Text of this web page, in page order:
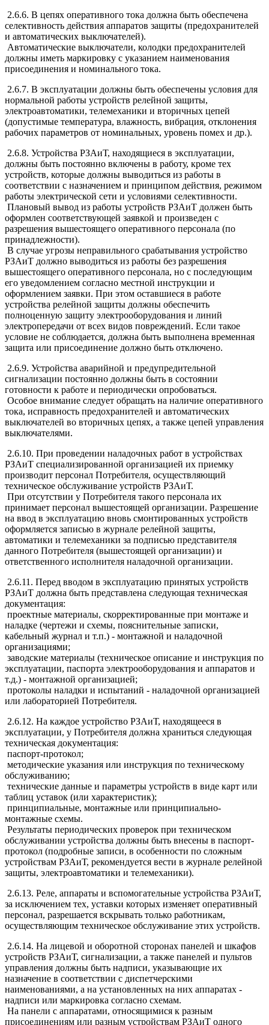
2.6.6. В цепях оперативного тока должна быть обеспечена
селективность действия аппаратов защиты (предохранителей
и автоматических выключателей).
Автоматические выключатели, колодки предохранителей
должны иметь маркировку с указанием наименования
присоединения и номинального тока.
2.6.7. В эксплуатации должны быть обеспечены условия для
нормальной работы устройств релейной защиты,
электроавтоматики, телемеханики и вторичных цепей
(допустимые температура, влажность, вибрация, отклонения
рабочих параметров от номинальных, уровень помех и др.).
2.6.8. Устройства РЗАиТ, находящиеся в эксплуатации,
должны быть постоянно включены в работу, кроме тех
устройств, которые должны выводиться из работы в
соответствии с назначением и принципом действия, режимом
работы электрической сети и условиями селективности.
Плановый вывод из работы устройств РЗАиТ должен быть
оформлен соответствующей заявкой и произведен с
разрешения вышестоящего оперативного персонала (по
принадлежности).
В случае угрозы неправильного срабатывания устройство
РЗАиТ должно выводиться из работы без разрешения
вышестоящего оперативного персонала, но с последующим
его уведомлением согласно местной инструкции и
оформлением заявки. При этом оставшиеся в работе
устройства релейной защиты должны обеспечить
полноценную защиту электрооборудования и линий
электропередачи от всех видов повреждений. Если такое
условие не соблюдается, должна быть выполнена временная
защита или присоединение должно быть отключено.
2.6.9. Устройства аварийной и предупредительной
сигнализации постоянно должны быть в состоянии
готовности к работе и периодически опробоваться.
Особое внимание следует обращать на наличие оперативного
тока, исправность предохранителей и автоматических
выключателей во вторичных цепях, а также цепей управления
выключателями.
2.6.10. При проведении наладочных работ в устройствах
РЗАиТ специализированной организацией их приемку
производит персонал Потребителя, осуществляющий
техническое обслуживание устройств РЗАиТ.
При отсутствии у Потребителя такого персонала их
принимает персонал вышестоящей организации. Разрешение
на ввод в эксплуатацию вновь смонтированных устройств
оформляется записью в журнале релейной защиты,
автоматики и телемеханики за подписью представителя
данного Потребителя (вышестоящей организации) и
ответственного исполнителя наладочной организации.
2.6.11. Перед вводом в эксплуатацию принятых устройств
РЗАиТ должна быть представлена следующая техническая
документация:
проектные материалы, скорректированные при монтаже и
наладке (чертежи и схемы, пояснительные записки,
кабельный журнал и т.п.) - монтажной и наладочной
организациями;
заводские материалы (техническое описание и инструкция по
эксплуатации, паспорта электрооборудования и аппаратов и
т.д.) - монтажной организацией;
протоколы наладки и испытаний - наладочной организацией
или лабораторией Потребителя.
2.6.12. На каждое устройство РЗАиТ, находящееся в
эксплуатации, у Потребителя должна храниться следующая
техническая документация:
паспорт-протокол;
методические указания или инструкция по техническому
обслуживанию;
технические данные и параметры устройств в виде карт или
таблиц уставок (или характеристик);
принципиальные, монтажные или принципиально-
монтажные схемы.
Результаты периодических проверок при техническом
обслуживании устройства должны быть внесены в паспорт-
протокол (подробные записи, в особенности по сложным
устройствам РЗАиТ, рекомендуется вести в журнале релейной
защиты, электроавтоматики и телемеханики).
2.6.13. Реле, аппараты и вспомогательные устройства РЗАиТ,
за исключением тех, уставки которых изменяет оперативный
персонал, разрешается вскрывать только работникам,
осуществляющим техническое обслуживание этих устройств.
2.6.14. На лицевой и оборотной сторонах панелей и шкафов
устройств РЗАиТ, сигнализации, а также панелей и пультов
управления должны быть надписи, указывающие их
назначение в соответствии с диспетчерскими
наименованиями, а на установленных на них аппаратах -
надписи или маркировка согласно схемам.
На панели с аппаратами, относящимися к разным
присоединениям или разным устройствам РЗАиТ одного